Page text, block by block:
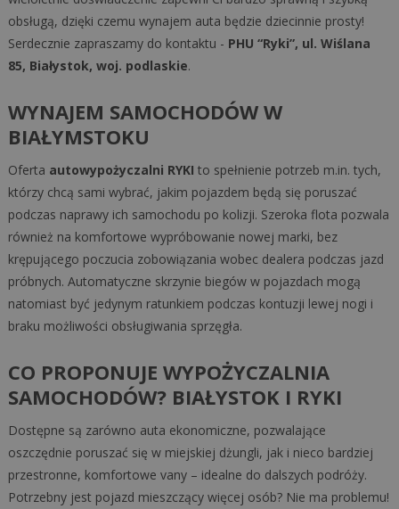
obsługą, dzięki czemu wynajem auta będzie dziecinnie prosty!
Serdecznie zapraszamy do kontaktu - PHU “Ryki”, ul. Wiślana
85, Białystok, woj. podlaskie.
WYNAJEM SAMOCHODÓW W
BIAŁYMSTOKU
Oferta autowypożyczalni RYKI to spełnienie potrzeb m.in. tych,
którzy chcą sami wybrać, jakim pojazdem będą się poruszać
podczas naprawy ich samochodu po kolizji. Szeroka flota pozwala
również na komfortowe wypróbowanie nowej marki, bez
krępującego poczucia zobowiązania wobec dealera podczas jazd
próbnych. Automatyczne skrzynie biegów w pojazdach mogą
natomiast być jedynym ratunkiem podczas kontuzji lewej nogi i
braku możliwości obsługiwania sprzęgła.
CO PROPONUJE WYPOŻYCZALNIA
SAMOCHODÓW? BIAŁYSTOK I RYKI
Dostępne są zarówno auta ekonomiczne, pozwalające
oszczędnie poruszać się w miejskiej dżungli, jak i nieco bardziej
przestronne, komfortowe vany – idealne do dalszych podróży.
Potrzebny jest pojazd mieszczący więcej osób? Nie ma problemu!